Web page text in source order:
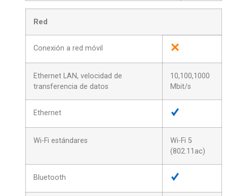
Red
Conexión a red móvil
Ethernet LAN, velocidad de
transferencia de datos
10,100,1000
Mbit/s
Ethernet
Wi-Fi estándares
Wi-Fi 5
(802.11ac)
Bluetooth